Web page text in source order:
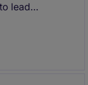
lead
looking